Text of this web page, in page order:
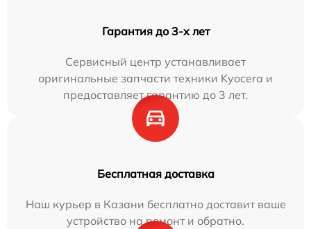
Гарантия до 3-х лет
Сервисный центр устанавливает
оригинальные запчасти техники Kyocera и
предоставляет гарантию до 3 лет.
Бесплатная доставка
Наш курьер в Казани бесплатно доставит ваше
устройство на ремонт и обратно.